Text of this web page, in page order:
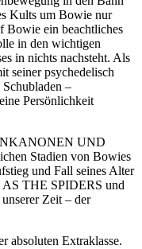
Kults um Bowie nur
Bowie ein beachtliches
in den wichtigen
in nichts nachsteht. Als
seiner psychedelisch
–
Persönlichkeit
UND
Stadien von Bowies
und Fall seines Alter
AS THE SPIDERS und
Zeit – der
absoluten Extraklasse.